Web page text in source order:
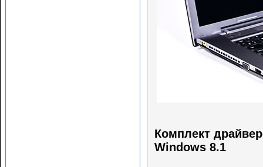
Комплект
Windows 8.1